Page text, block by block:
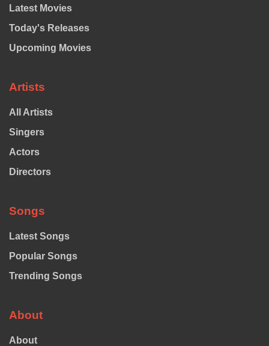
Latest Movies
Today's Releases
Upcoming Movies
Artists
All Artists
Singers
Actors
Directors
Songs
Latest Songs
Popular Songs
Trending Songs
About
About